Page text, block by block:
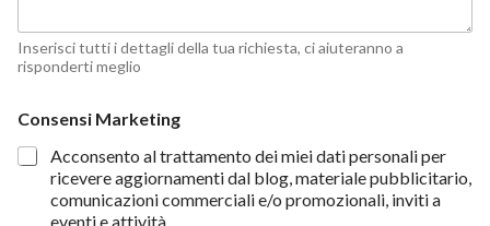
Inserisci tutti i dettagli della tua richiesta, ci aiuteranno a
risponderti meglio
Consensi Marketing
Acconsento al trattamento dei miei dati personali per
ricevere aggiornamenti dal blog, materiale pubblicitario,
comunicazioni commerciali e/o promozionali, inviti a
eventi e attività.